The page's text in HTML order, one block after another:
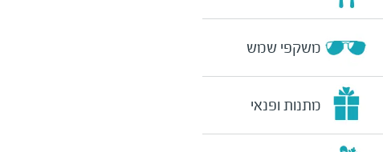
משקפי שמש
מתנות ופנאי